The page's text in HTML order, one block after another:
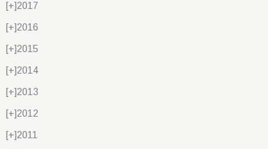
[+]2017
[+]2016
[+]2015
[+]2014
[+]2013
[+]2012
[+]2011